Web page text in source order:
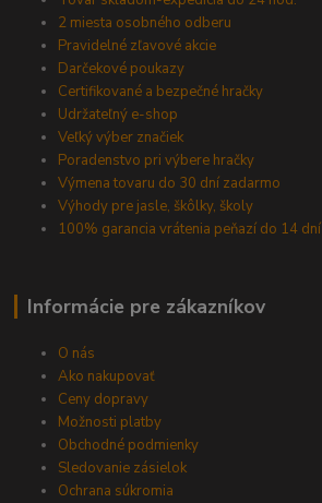
2 miesta osobného odberu
Pravidelné zľavové akcie
Darčekové poukazy
Certifikované a bezpečné hračky
Udržateľný e-shop
Veľký výber značiek
Poradenstvo pri výbere hračky
Výmena tovaru do 30 dní zadarmo
Výhody pre jasle, škôlky, školy
100% garancia vrátenia peňazí do 14 dní
Informácie pre zákazníkov
O nás
Ako nakupovať
Ceny dopravy
Možnosti platby
Obchodné podmienky
Sledovanie zásielok
Ochrana súkromia